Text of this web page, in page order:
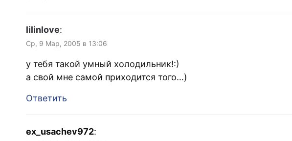
lilinlove:
Ср, 9 Мар, 2005 в 13:06
у тебя такой умный холодильник!:)
а свой мне самой приходится того…)
Ответить
ex_usachev972: